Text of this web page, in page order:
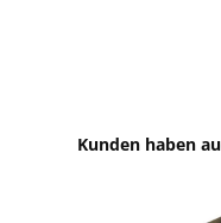
Produktgalerie
Kunden haben